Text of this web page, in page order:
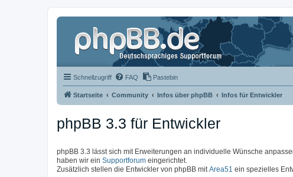
Schnellzugriff FAQ Pastebin
Startseite Community Infos über phpBB Infos für Entwickler
phpBB 3.3 für Entwickler
phpBB 3.3 lässt sich mit Erweiterungen an individuelle Wünsche
haben wir ein Supportforum eingerichtet.
Zusätzlich stellen die Entwickler von phpBB mitArea51 ein spezielles